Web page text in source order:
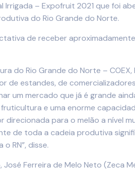
Irrigada – Expofruit 2021 que foi
do Rio Grande do Norte.
de receber
do Rio Grande do Norte – COEX,
de estandes, de
mercado que já é grande
e uma enorme
para o melão a nível
de toda a cadeia produtiva
RN”, disse.
Ferreira de Melo Neto (Zeca